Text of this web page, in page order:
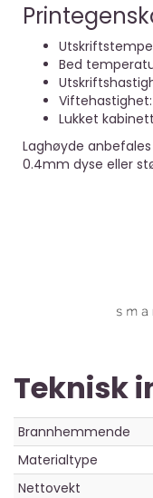
Bed
Lukket
Laghøyde
0.4mm dyse eller
Teknisk
Brannhemmende
Materialtype
Nettovekt